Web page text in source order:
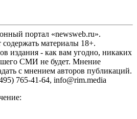
портал «newsweb.ru».
материалы 18+.
издания - как вам угодно, никаких
СМИ не будет. Мнение
с мнением авторов публикаций.
765-41-64, info@rim.media